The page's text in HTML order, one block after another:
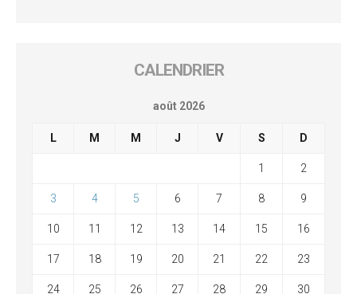
CALENDRIER
août 2026
L M M J V S D
1 2
3 4 5 6 7 8 9
10 11 12 13 14 15 16
17 18 19 20 21 22 23
24 25 26 27 28 29 30